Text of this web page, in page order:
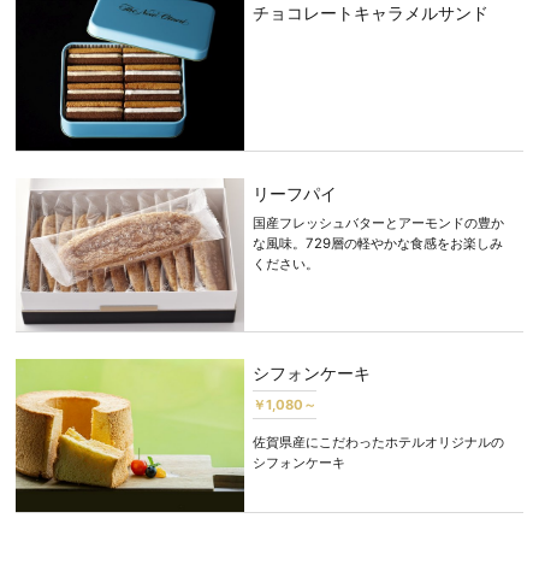
チョコレートキャラメルサンド
リーフパイ
国産フレッシュバターとアーモンドの豊か
な風味。729層の軽やかな食感をお楽しみ
ください。
シフォンケーキ
￥1,080～
佐賀県産にこだわったホテルオリジナルの
シフォンケーキ